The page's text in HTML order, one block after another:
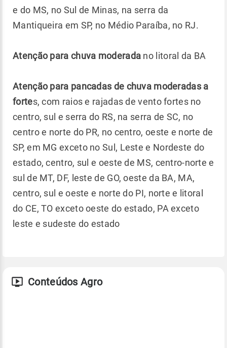
e do MS, no Sul de Minas, na serra da
Mantiqueira em SP, no Médio Paraíba, no RJ.
Atenção para chuva moderada no litoral da BA
Atenção para pancadas de chuva moderadas a
fortes, com raios e rajadas de vento fortes no
centro, sul e serra do RS, na serra de SC, no
centro e norte do PR, no centro, oeste e norte de
SP, em MG exceto no Sul, Leste e Nordeste do
estado, centro, sul e oeste de MS, centro-norte e
sul de MT, DF, leste de GO, oeste da BA, MA,
centro, sul e oeste e norte do PI, norte e litoral
do CE, TO exceto oeste do estado, PA exceto
leste e sudeste do estado
Conteúdos Agro